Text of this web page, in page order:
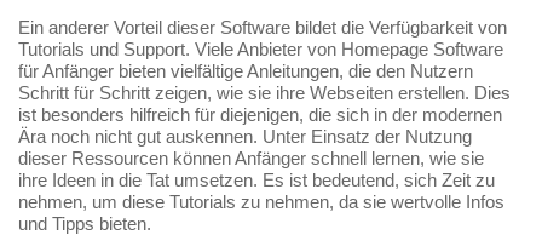
Ein anderer Vorteil dieser Software bildet die Verfügbarkeit von
Tutorials und Support. Viele Anbieter von Homepage Software
für Anfänger bieten vielfältige Anleitungen, die den Nutzern
Schritt für Schritt zeigen, wie sie ihre Webseiten erstellen. Dies
ist besonders hilfreich für diejenigen, die sich in der modernen
Ära noch nicht gut auskennen. Unter Einsatz der Nutzung
dieser Ressourcen können Anfänger schnell lernen, wie sie
ihre Ideen in die Tat umsetzen. Es ist bedeutend, sich Zeit zu
nehmen, um diese Tutorials zu nehmen, da sie wertvolle Infos
und Tipps bieten.